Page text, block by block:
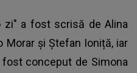
zi" a fost scrisă de Alina
Morar și Ștefan Ioniță, iar
conceput de Simona